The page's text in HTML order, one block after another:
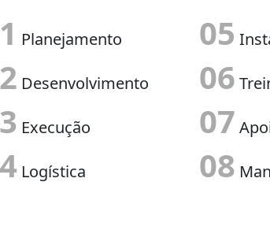
em todo território nacional.
Planejamento
Desenvolvimento
Execução
05
06
07